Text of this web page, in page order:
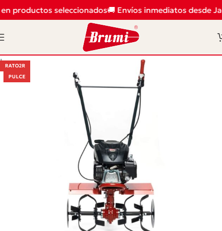
productos seleccionados🚚 Envíos inmediatos desde
Inicio/Labranza y desbroce Motoazadas profesionales
RATO2R
PULCE